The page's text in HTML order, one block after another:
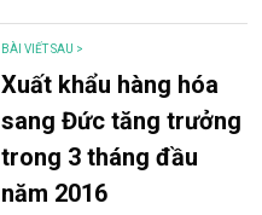
BÀI VIẾT SAU >
Xuất khẩu hàng hóa
sang Đức tăng trưởng
trong 3 tháng đầu
năm 2016